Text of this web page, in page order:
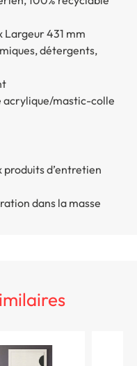
431 mm
détergents,
acrylique/mastic-colle
produits d’entretien
dans la masse